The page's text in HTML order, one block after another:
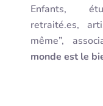
Enfants,
retraité.es,
même”,
monde est le